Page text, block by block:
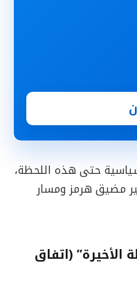
حتى هذه اللحظة،
مضيق هرمز ومسار
الأخيرة” (اتفاق